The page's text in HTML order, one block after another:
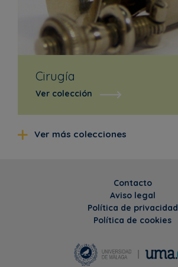
Cirugía
Ver colección
Ver más colecciones
Contacto
Aviso legal
Política de privacidad
Política de cookies